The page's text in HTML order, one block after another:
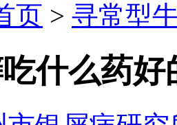
页 > 寻常型
什么药好